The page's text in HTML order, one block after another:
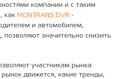
компании и с таким
как MONTRANS DVR -
и автомобилем,
позволяют значительно снизить
участникам рынка
движется, какие тренды,